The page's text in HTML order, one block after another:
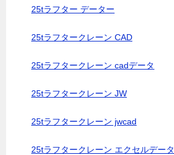
25tラフター データー
25tラフタークレーン CAD
25tラフタークレーン cadデータ
25tラフタークレーン JW
25tラフタークレーン jwcad
25tラフタークレーン エクセルデータ